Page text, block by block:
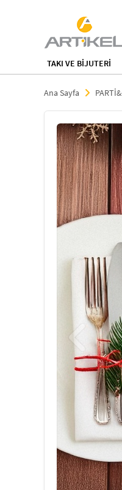
TAKI VE BİJUTERİ
Ana Sayfa